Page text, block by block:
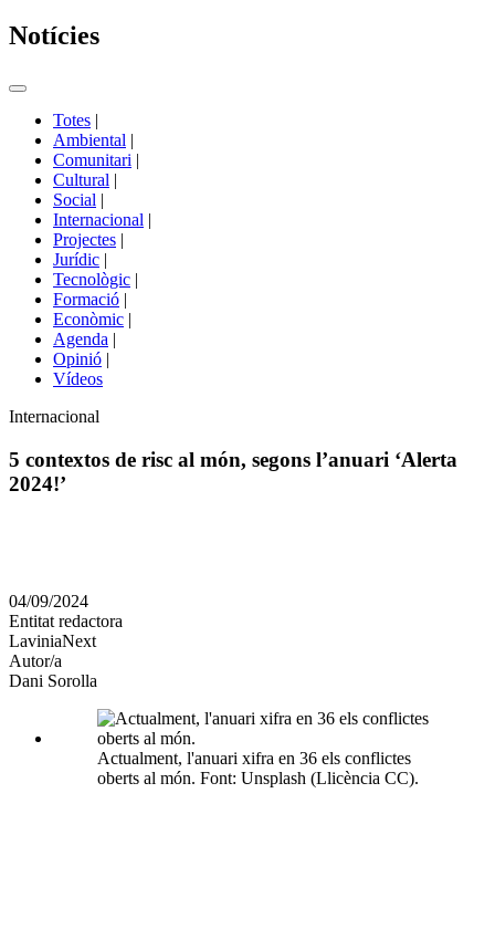
Notícies
Commutador
portals
Totes |
Ambiental |
Comunitari |
Cultural |
Social |
Internacional |
Projectes |
Jurídic |
Tecnològic |
Formació |
Econòmic |
Agenda |
Opinió |
Vídeos
Àmbit
la
notícia
Internacional
5 contextos de risc al món, segons l’anuari ‘Alerta
2024!’
en
altres
xarxes
socials
04/09/2024
Entitat redactora
LaviniaNext
Autor/a
Dani Sorolla
Actualment, l'anuari xifra en 36 els conflictes
oberts al món. Font: Unsplash (Llicència CC).